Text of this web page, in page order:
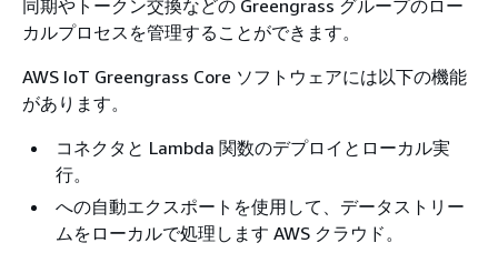
同期やトークン交換などの Greengrass グループのロー
カルプロセスを管理することができます。
AWS IoT Greengrass Core ソフトウェアには以下の機能
があります。
コネクタと Lambda 関数のデプロイとローカル実
行。
への自動エクスポートを使用して、データストリー
ムをローカルで処理します AWS クラウド。